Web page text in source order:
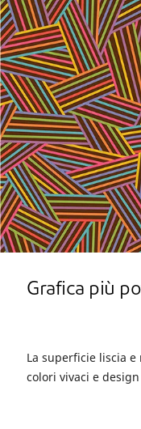
Grafica più
La superficie liscia
colori vivaci e